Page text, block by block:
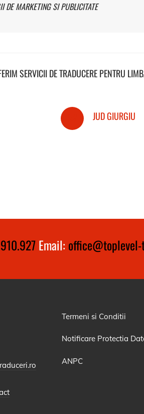
DE MARKETING SI PUBLICITATE
SERVICII DE TRADUCERE PENTRU
JUD GIURGIU
Email:
Termeni si Conditii
Notificare Protectia
ANPC